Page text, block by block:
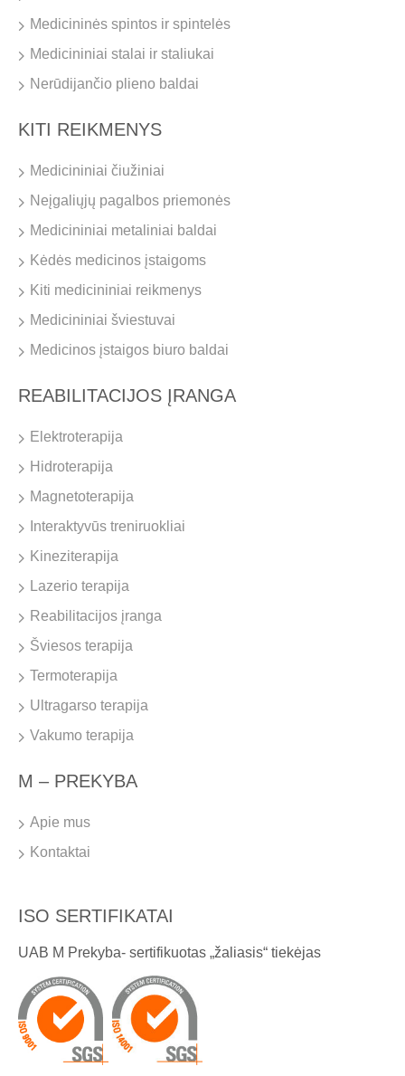
Medicininės spintos ir spintelės
Medicininiai stalai ir staliukai
Nerūdijančio plieno baldai
KITI REIKMENYS
Medicininiai čiužiniai
Neįgaliųjų pagalbos priemonės
Medicininiai metaliniai baldai
Kėdės medicinos įstaigoms
Kiti medicininiai reikmenys
Medicininiai šviestuvai
Medicinos įstaigos biuro baldai
REABILITACIJOS ĮRANGA
Elektroterapija
Hidroterapija
Magnetoterapija
Interaktyvūs treniruokliai
Kineziterapija
Lazerio terapija
Reabilitacijos įranga
Šviesos terapija
Termoterapija
Ultragarso terapija
Vakumo terapija
M – PREKYBA
Apie mus
Kontaktai
ISO SERTIFIKATAI
UAB M Prekyba- sertifikuotas „žaliasis“ tiekėjas